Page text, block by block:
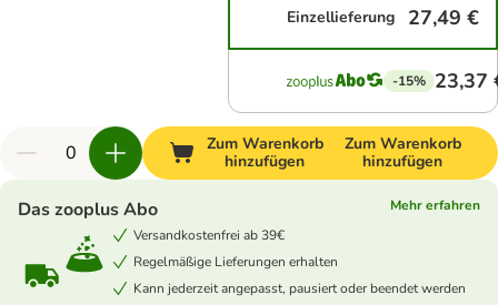
Einzellieferung 27,49 €
-15% 23,37
Zum Warenkorb
hinzufügen
Zum Warenkorb
hinzufügen
Das zooplus Abo
Mehr erfahren
Versandkostenfrei ab 39€
Regelmäßige Lieferungen erhalten
Kann jederzeit angepasst, pausiert oder beendet werden